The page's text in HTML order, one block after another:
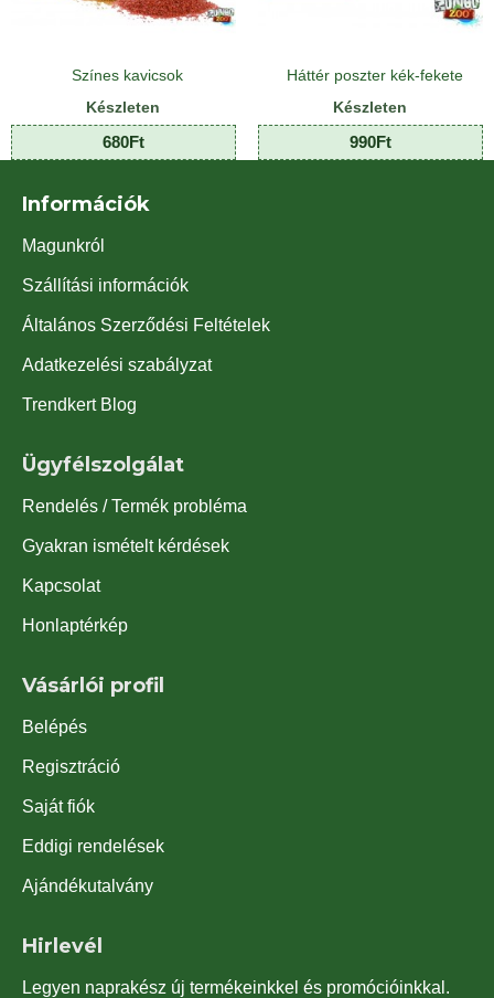
Készleten
Színes kavicsok
680Ft
Készleten
Háttér poszter kék-fekete
990Ft
Információk
Magunkról
Szállítási információk
Általános Szerződési Feltételek
Adatkezelési szabályzat
Trendkert Blog
Ügyfélszolgálat
Rendelés / Termék probléma
Gyakran ismételt kérdések
Kapcsolat
Honlaptérkép
Vásárlói profil
Belépés
Regisztráció
Saját fiók
Eddigi rendelések
Ajándékutalvány
Hirlevél
Legyen naprakész új termékeinkkel és promócióinkkal.